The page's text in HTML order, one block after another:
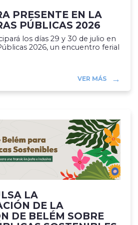
PRESENTE EN LA
PÚBLICAS 2026
los días 29 y 30 de julio en
2026, un encuentro ferial
VER MÁS
LA
DE LA
DE BELÉM SOBRE